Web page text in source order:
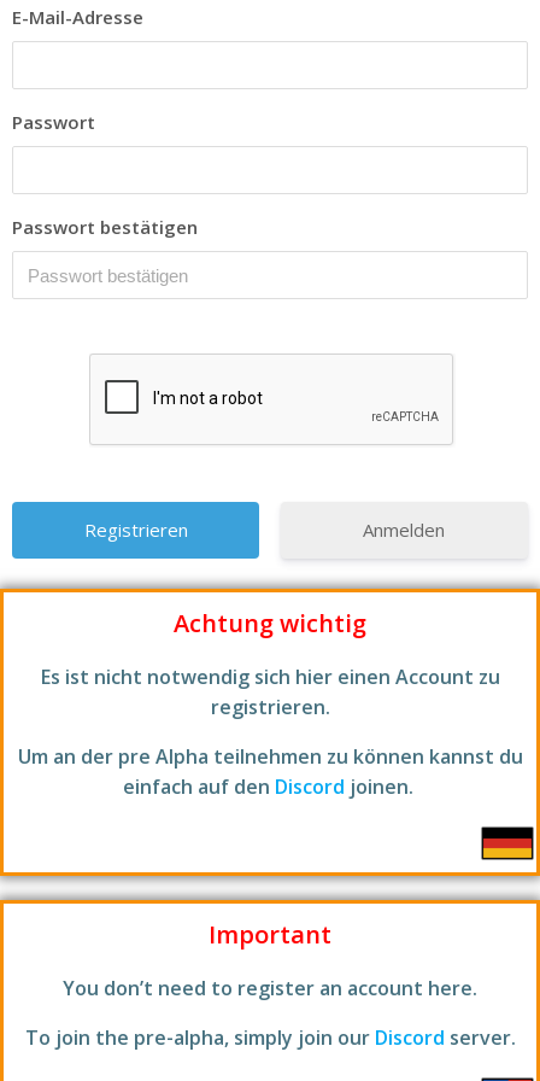
E-Mail-Adresse
Passwort
Passwort bestätigen
Anmelden
Achtung wichtig
Es ist nicht notwendig sich hier einen Account zu
registrieren.
Um an der pre Alpha teilnehmen zu können kannst du
einfach auf den Discord joinen.
Important
You don’t need to register an account here.
To join the pre-alpha, simply join our Discord server.